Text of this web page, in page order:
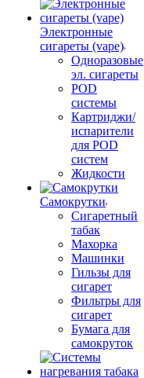
Электронные
сигареты (vape)
Одноразовые
эл. сигареты
POD
системы
Картриджи/
испарители
для POD
систем
Жидкости
Самокрутки
Сигаретный
табак
Махорка
Машинки
Гильзы для
сигарет
Фильтры для
сигарет
Бумага для
самокруток